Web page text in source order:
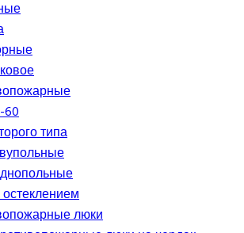
60
типа
люки